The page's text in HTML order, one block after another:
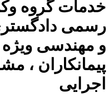
خدمات گروه
رسمی
و مهندسی ویژه
پیمانکاران ،
اجرایی